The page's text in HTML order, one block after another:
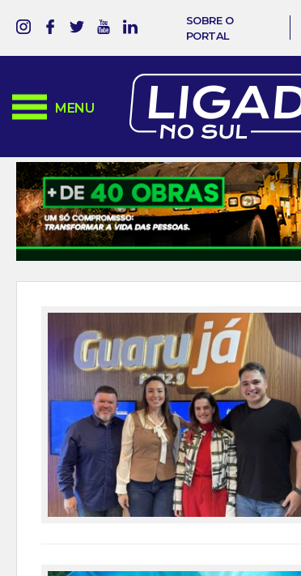
SOBRE O
PORTAL
MENU